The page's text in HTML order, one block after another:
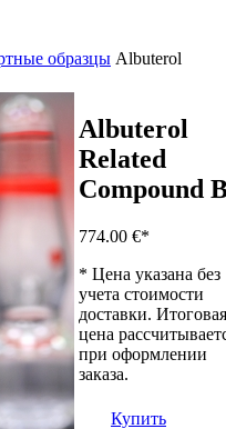
образцы Albuterol
Albuterol
Related
Compound
774.00 €*
* Цена указана без
учета стоимости
доставки. Итоговая
цена
при оформлении
заказа.
Купить